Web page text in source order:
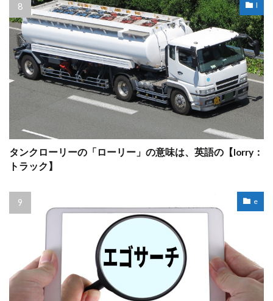
l
タンクローリーの「ローリー」の意味は、英語の【lorry：
トラック】
e